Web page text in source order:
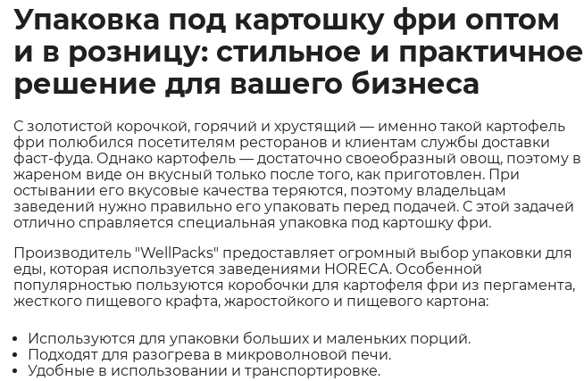
Упаковка под картошку фри оптом
и в розницу: стильное и практичное
решение для вашего бизнеса
С золотистой корочкой, горячий и хрустящий — именно такой картофель
фри полюбился посетителям ресторанов и клиентам службы доставки
фаст-фуда. Однако картофель — достаточно своеобразный овощ, поэтому в
жареном виде он вкусный только после того, как приготовлен. При
остывании его вкусовые качества теряются, поэтому владельцам
заведений нужно правильно его упаковать перед подачей. С этой задачей
отлично справляется специальная упаковка под картошку фри.
Производитель "WellPacks" предоставляет огромный выбор упаковки для
еды, которая используется заведениями HORECA. Особенной
популярностью пользуются коробочки для картофеля фри из пергамента,
жесткого пищевого крафта, жаростойкого и пищевого картона:
Используются для упаковки больших и маленьких порций.
Подходят для разогрева в микроволновой печи.
Удобные в использовании и транспортировке.